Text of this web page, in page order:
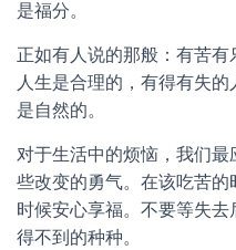
是福分。
正如有人说的那般：有苦
人生是合理的，有得有失
是自然的。
对于生活中的烦恼，我们
些改变的勇气。在该吃苦
时候安心享福。不要等失
得不到的种种。